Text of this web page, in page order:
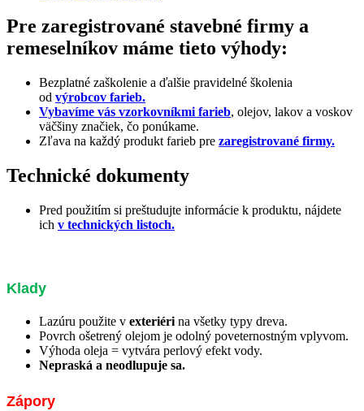
Pre zaregistrované stavebné firmy a
remeselníkov máme tieto výhody:
Bezplatné zaškolenie a ďalšie pravidelné školenia
od výrobcov farieb.
Vybavíme vás vzorkovníkmi farieb, olejov, lakov a voskov
väčšiny značiek, čo ponúkame.
Zľava na každý produkt farieb pre zaregistrované firmy.
Technické dokumenty
Pred použitím si preštudujte informácie k produktu, nájdete
ich v technických listoch.
Klady
Lazúru použite v exteriéri na všetky typy dreva.
Povrch ošetrený olejom je odolný poveternostným vplyvom.
Výhoda oleja = vytvára perlový efekt vody.
Nepraská a neodlupuje sa.
Zápory